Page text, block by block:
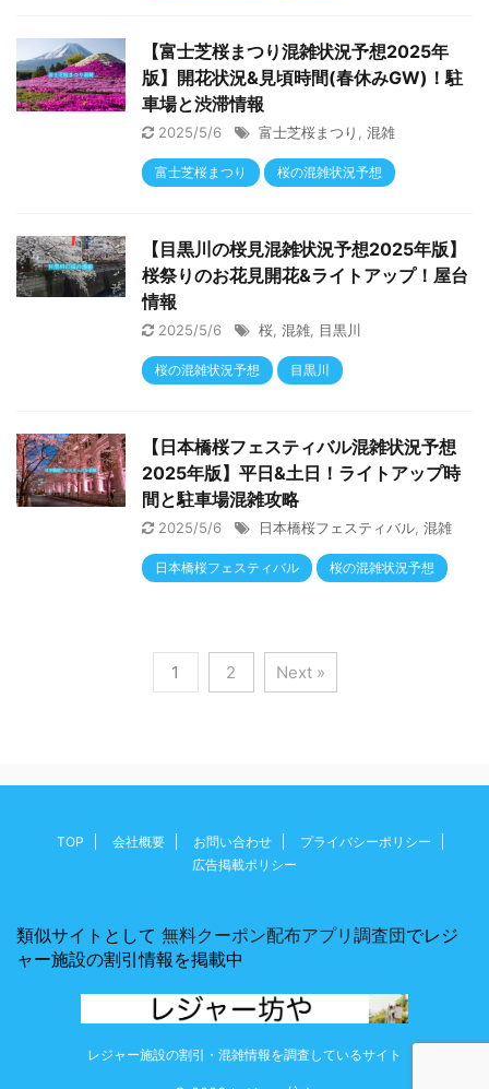
【富士芝桜まつり混雑状況予想2025年
版】開花状況&見頃時間(春休みGW)！駐
車場と渋滞情報
2025/5/6 富士芝桜まつり 混雑
富士芝桜まつり 桜の混雑状況予想
【目黒川の桜見混雑状況予想2025年版】
桜祭りのお花見開花&ライトアップ！屋台
情報
2025/5/6 桜 混雑 目黒川
桜の混雑状況予想 目黒川
【日本橋桜フェスティバル混雑状況予想
2025年版】平日&土日！ライトアップ時
間と駐車場混雑攻略
2025/5/6 日本橋桜フェスティバル 混雑
日本橋桜フェスティバル 桜の混雑状況予想
1 2 Next »
TOP 会社概要 お問い合わせ
プライバシーポリシー
広告掲載ポリシー
類似サイトとして 無料クーポン配布アプリ調査団でレジ
ャー施設の割引情報を掲載中
レジャー施設の割引・混雑情報を調査しているサイト